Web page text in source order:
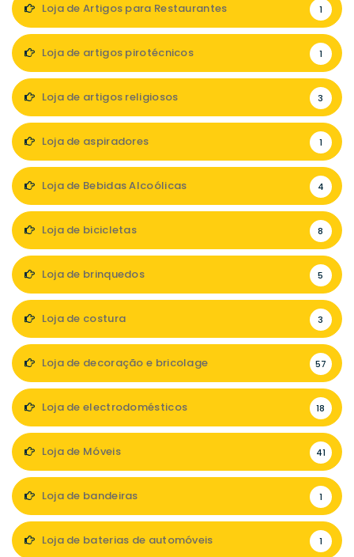
Loja de Artigos para Restaurantes 1
Loja de artigos pirotécnicos 1
Loja de artigos religiosos 3
Loja de aspiradores 1
Loja de Bebidas Alcoólicas 4
Loja de bicicletas 8
Loja de brinquedos 5
Loja de costura 3
Loja de decoração e bricolage 57
Loja de electrodomésticos 18
Loja de Móveis 41
Loja de bandeiras 1
Loja de baterias de automóveis 1